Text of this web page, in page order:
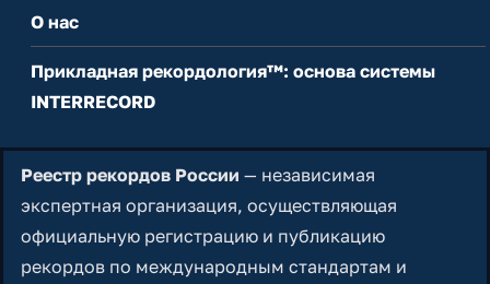
О нас
Прикладная рекордология™: основа системы
INTERRECORD
Реестр рекордов России — независимая
экспертная организация, осуществляющая
официальную регистрацию и публикацию
рекордов по международным стандартам и